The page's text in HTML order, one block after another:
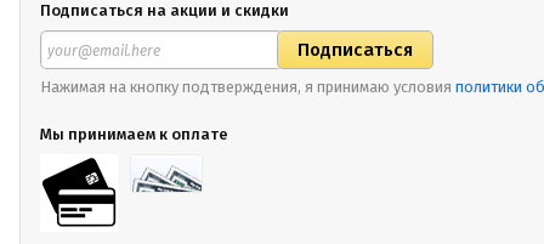
Подписаться на акции и скидки
Нажимая на кнопку подтверждения, я принимаю условия политики
Мы принимаем к оплате